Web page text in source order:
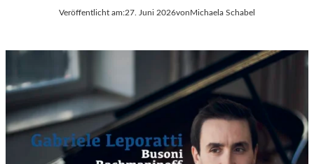
Veröffentlicht am:27. Juni 2026von Michaela Schabel